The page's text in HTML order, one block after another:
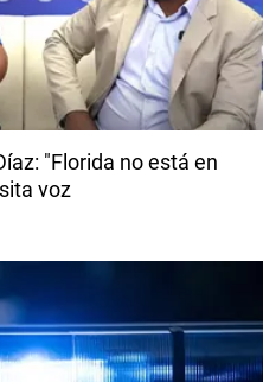
"Florida no está en
voz